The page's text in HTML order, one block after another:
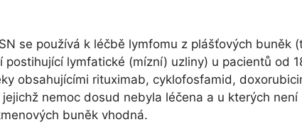
se používá k léčbě lymfomu z plášťových buněk
postihující lymfatické (mízní) uzliny) u pacientů od
obsahujícími rituximab, cyklofosfamid,
nemoc dosud nebyla léčena a u kterých není
buněk vhodná.